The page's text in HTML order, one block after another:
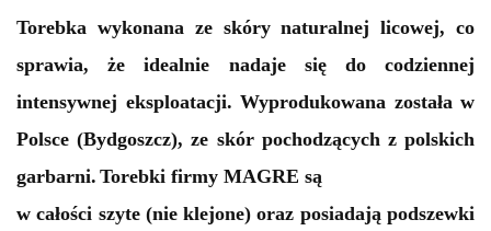
Torebka wykonana ze skóry naturalnej licowej, co
sprawia, że idealnie nadaje się do codziennej
intensywnej eksploatacji. Wyprodukowana została w
Polsce (Bydgoszcz), ze skór pochodzących z polskich
garbarni. Torebki firmy MAGRE są
w całości szyte (nie klejone) oraz posiadają podszewki